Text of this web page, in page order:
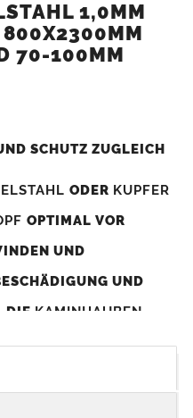
1,0MM
(
100MM Ü
SCHUTZ ZUGLEICH
ODER KUPFER
OPTIMAL VOR
UND
UND
DIE KAMINHAUBEN
DES BAUWERKS.